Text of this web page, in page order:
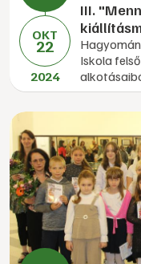
OKT
22
2024
III.
Iskola